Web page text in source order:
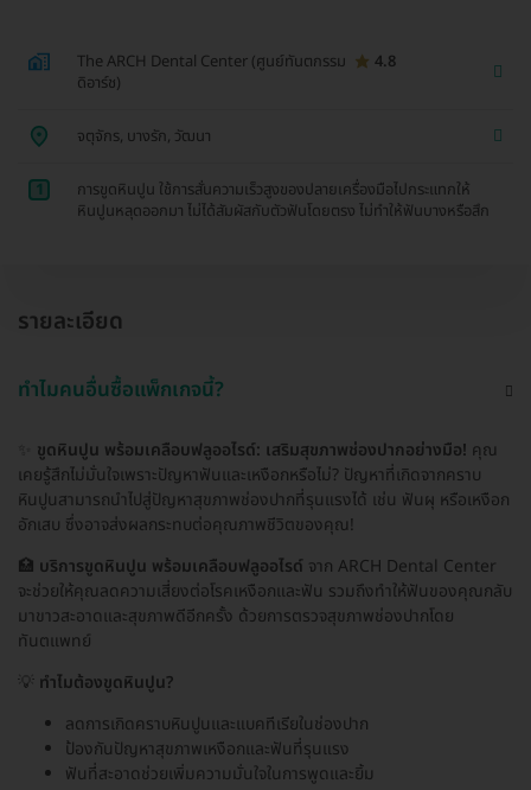
The ARCH Dental Center (ศูนย์ทันตกรรม
ดิอาร์ช)
4.8
จตุจักร, บางรัก, วัฒนา
1
การขูดหินปูน ใช้การสั่นความเร็วสูงของปลายเครื่องมือไปกระแทกให้
หินปูนหลุดออกมา ไม่ได้สัมผัสกับตัวฟันโดยตรง ไม่ทำให้ฟันบางหรือสึก
รายละเอียด
ทำไมคนอื่นซื้อแพ็กเกจนี้?
ขูดหินปูน พร้อมเคลือบฟลูออไรด์: เสริมสุขภาพช่องปากอย่างมือ! คุณ
เคยรู้สึกไม่มั่นใจเพราะปัญหาฟันและเหงือกหรือไม่? ปัญหาที่เกิดจากคราบ
หินปูนสามารถนำไปสู่ปัญหาสุขภาพช่องปากที่รุนแรงได้ เช่น ฟันผุ หรือเหงือก
อักเสบ ซึ่งอาจส่งผลกระทบต่อคุณภาพชีวิตของคุณ!
🏥 บริการขูดหินปูน พร้อมเคลือบฟลูออไรด์ จาก ARCH Dental Center
จะช่วยให้คุณลดความเสี่ยงต่อโรคเหงือกและฟัน รวมถึงทำให้ฟันของคุณกลับ
มาขาวสะอาดและสุขภาพดีอีกครั้ง ด้วยการตรวจสุขภาพช่องปากโดย
ทันตแพทย์
💡 ทำไมต้องขูดหินปูน?
ลดการเกิดคราบหินปูนและแบคทีเรียในช่องปาก
ป้องกันปัญหาสุขภาพเหงือกและฟันที่รุนแรง
ฟันที่สะอาดช่วยเพิ่มความมั่นใจในการพูดและยิ้ม